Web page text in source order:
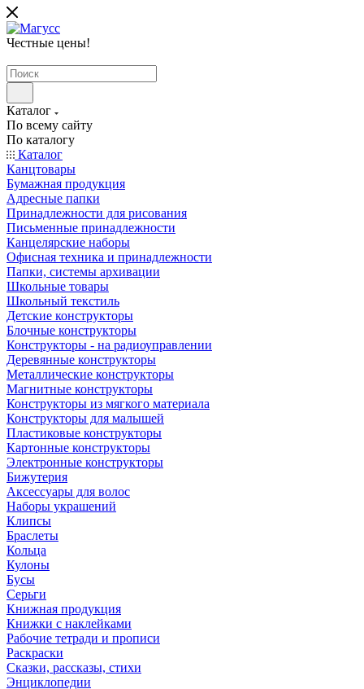
Честные цены!
Каталог
По всему сайту
По каталогу
Каталог
Канцтовары
Бумажная продукция
Адресные папки
Принадлежности для рисования
Письменные принадлежности
Канцелярские наборы
Офисная техника и принадлежности
Папки, системы архивации
Школьные товары
Школьный текстиль
Детские конструкторы
Блочные конструкторы
Конструкторы - на радиоуправлении
Деревянные конструкторы
Металлические конструкторы
Магнитные конструкторы
Конструкторы из мягкого материала
Конструкторы для малышей
Пластиковые конструкторы
Картонные конструкторы
Электронные конструкторы
Бижутерия
Аксессуары для волос
Наборы украшений
Клипсы
Браслеты
Кольца
Кулоны
Бусы
Серьги
Книжная продукция
Книжки с наклейками
Рабочие тетради и прописи
Раскраски
Сказки, рассказы, стихи
Энциклопедии